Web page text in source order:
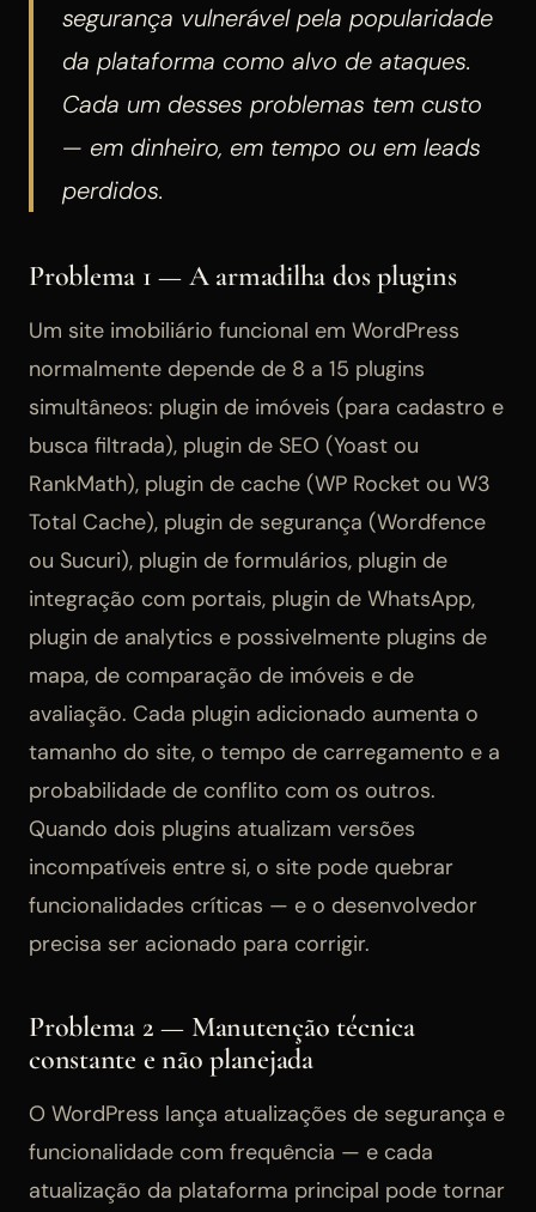
segurança vulnerável pela popularidade
da plataforma como alvo de ataques.
Cada um desses problemas tem custo
— em dinheiro, em tempo ou em leads
perdidos.
Problema 1 — A armadilha dos plugins
Um site imobiliário funcional em WordPress
normalmente depende de 8 a 15 plugins
simultâneos: plugin de imóveis (para cadastro e
busca filtrada), plugin de SEO (Yoast ou
RankMath), plugin de cache (WP Rocket ou W3
Total Cache), plugin de segurança (Wordfence
ou Sucuri), plugin de formulários, plugin de
integração com portais, plugin de WhatsApp,
plugin de analytics e possivelmente plugins de
mapa, de comparação de imóveis e de
avaliação. Cada plugin adicionado aumenta o
tamanho do site, o tempo de carregamento e a
probabilidade de conflito com os outros.
Quando dois plugins atualizam versões
incompatíveis entre si, o site pode quebrar
funcionalidades críticas — e o desenvolvedor
precisa ser acionado para corrigir.
Problema 2 — Manutenção técnica
constante e não planejada
O WordPress lança atualizações de segurança e
funcionalidade com frequência — e cada
atualização da plataforma principal pode tornar